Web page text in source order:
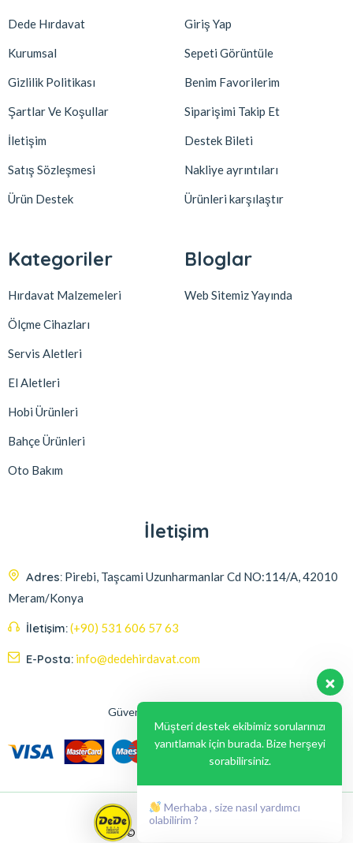
Dede Hırdavat
Kurumsal
Gizlilik Politikası
Şartlar Ve Koşullar
İletişim
Satış Sözleşmesi
Ürün Destek
Giriş Yap
Sepeti Görüntüle
Benim Favorilerim
Siparişimi Takip Et
Destek Bileti
Nakliye ayrıntıları
Ürünleri karşılaştır
Kategoriler
Hırdavat Malzemeleri
Ölçme Cihazları
Servis Aletleri
El Aletleri
Hobi Ürünleri
Bahçe Ürünleri
Oto Bakım
Bloglar
Web Sitemiz Yayında
İletişim
Adres: Pirebi, Taşcami Uzunharmanlar Cd NO:114/A, 42010
Meram/Konya
İletişim:(+90) 531 606 57 63
E-Posta: info@dedehirdavat.com
Güvenli Ödeme Seçenekleri
© 2024, Liabil Dizayn
Müşteri destek ekibimiz sorularınızı
yanıtlamak için burada. Bize herşeyi
sorabilirsiniz.
Merhaba , size nasıl yardımcı
olabilirim ?